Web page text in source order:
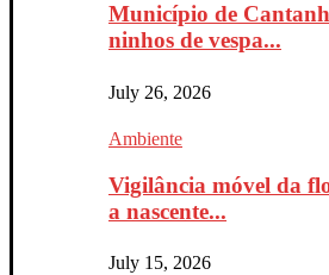
Município de
ninhos de vespa...
July 26, 2026
Ambiente
Vigilância móvel da
a nascente...
July 15, 2026